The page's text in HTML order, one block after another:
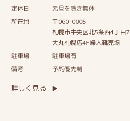
定休日
元旦を除き無休
所在地
〒060-0005
札幌市中央区北5条西4丁目7
大丸札幌店4F婦人靴売場
駐車場
駐車場有
備考
予約優先制
詳しく見る